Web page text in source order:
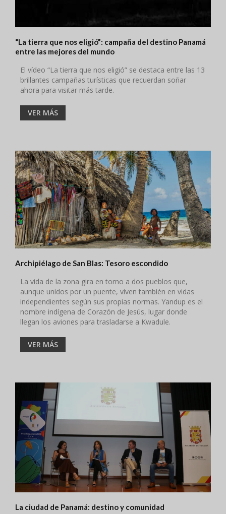
“La tierra que nos eligió”: campaña del destino Panamá
entre las mejores del mundo
El vídeo “La tierra que nos eligió” se destaca entre las 13
brillantes campañas turísticas que recuerdan soñar
ahora para visitar más tarde.
VER MÁS
Archipiélago de San Blas: Tesoro escondido
La vida de la zona gira en torno a dos pueblos que,
aunque unidos por un puente, viven también en vidas
independientes según sus propias normas. Yandup es el
nombre indígena de Corazón de Jesús, lugar donde
llegan los aviones para trasladarse a Kwadule.
VER MÁS
La ciudad de Panamá: destino y comunidad